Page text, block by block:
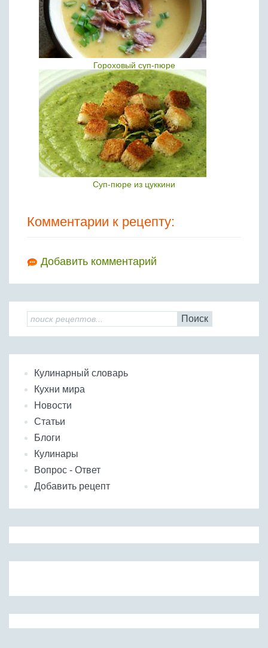
Гороховый суп-пюре
Суп-пюре из цуккини
Комментарии к рецепту:
Добавить комментарий
Поиск
Кулинарный словарь
Кухни мира
Новости
Статьи
Блоги
Кулинары
Вопрос - Ответ
Добавить рецепт